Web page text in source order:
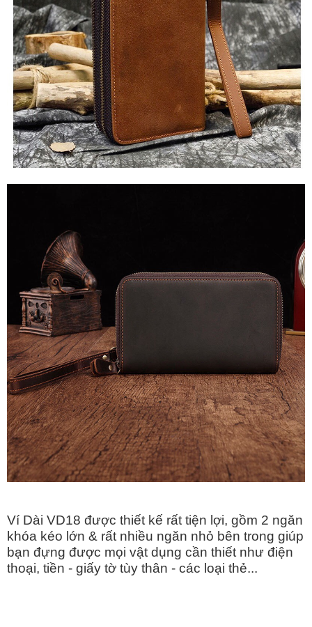
Ví Dài VD18 được thiết kế rất tiện lợi, gồm 2 ngăn
khóa kéo lớn & rất nhiều ngăn nhỏ bên trong giúp
bạn đựng được mọi vật dụng cần thiết như điện
thoại, tiền - giấy tờ tùy thân - các loại thẻ...